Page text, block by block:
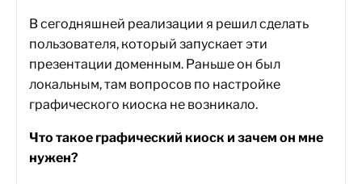
В сегодняшней реализации я решил сделать
пользователя, который запускает эти
презентации доменным. Раньше он был
локальным, там вопросов по настройке
графического киоска не возникало.
Что такое графический киоск и зачем он мне
нужен?